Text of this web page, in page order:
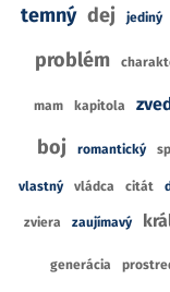
temný dej jediný
problém
mam kapitola
boj romantický
vlastný vládca citát
zviera zaujímavý
generácia